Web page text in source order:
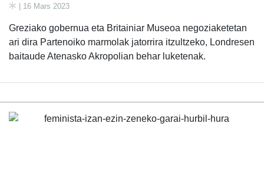
| 16 Mars 2023
Greziako gobernua eta Britainiar Museoa negoziaketetan
ari dira Partenoiko marmolak jatorrira itzultzeko, Londresen
baitaude Atenasko Akropolian behar luketenak.